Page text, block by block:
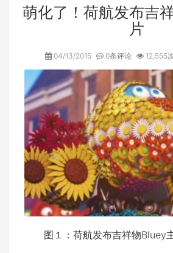
萌化了！荷航发布吉
片
04/13/2015 0条评论 12,555
图１：荷航发布吉祥物Bluey